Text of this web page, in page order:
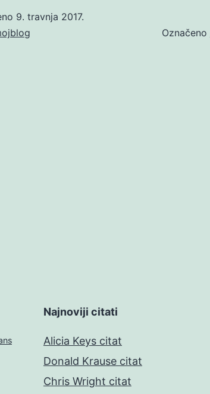
9. travnja 2017.
Označeno
Najnoviji citati
Alicia Keys citat
Donald Krause citat
Chris Wright citat